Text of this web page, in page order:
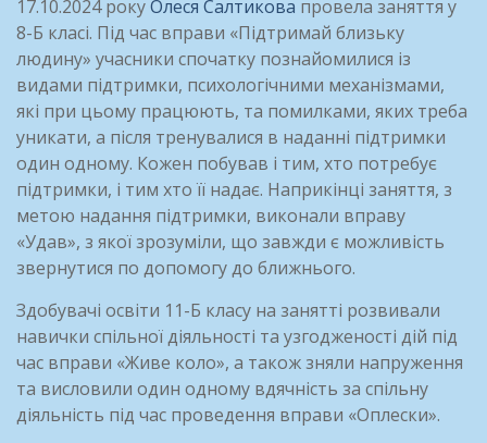
17.10.2024 рокуОлеся Салтикова провела заняття у
8-Б класі. Під час вправи «Підтримай близьку
людину» учасники спочатку познайомилися із
видами підтримки, психологічними механізмами,
які при цьому працюють, та помилками, яких треба
уникати, а після тренувалися в наданні підтримки
один одному. Кожен побував і тим, хто потребує
підтримки, і тим хто її надає. Наприкінці заняття, з
метою надання підтримки, виконали вправу
«Удав», з якої зрозуміли, що завжди є можливість
звернутися по допомогу до ближнього.
Здобувачі освіти 11-Б класу на занятті розвивали
навички спільної діяльності та узгодженості дій під
час вправи «Живе коло», а також зняли напруження
та висловили один одному вдячність за спільну
діяльність під час проведення вправи «Оплески».